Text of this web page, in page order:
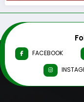
FACEBOOK